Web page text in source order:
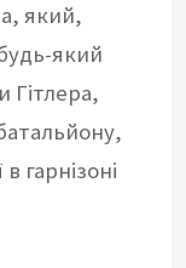
який,
який
Гітлера,
гарнізоні